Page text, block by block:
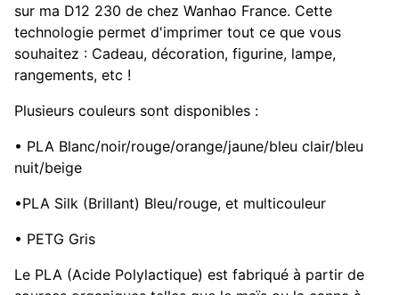
sur ma D12 230 de chez Wanhao France. Cette
technologie permet d'imprimer tout ce que vous
souhaitez : Cadeau, décoration, figurine, lampe,
rangements, etc !
Plusieurs couleurs sont disponibles :
• PLA Blanc/noir/rouge/orange/jaune/bleu clair/bleu
nuit/beige
•PLA Silk (Brillant) Bleu/rouge, et multicouleur
• PETG Gris
Le PLA (Acide Polylactique) est fabriqué à partir de